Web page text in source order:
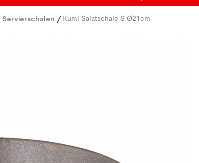
Servierschalen / Kumi Salatschale S Ø21cm